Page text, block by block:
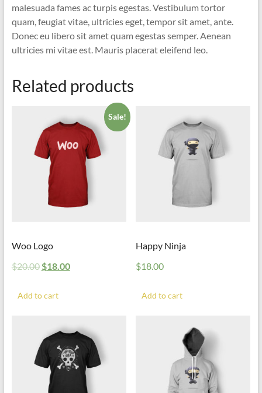
malesuada fames ac turpis egestas. Vestibulum tortor
quam, feugiat vitae, ultricies eget, tempor sit amet, ante.
Donec eu libero sit amet quam egestas semper. Aenean
ultricies mi vitae est. Mauris placerat eleifend leo.
Related products
Sale!
Woo Logo
$20.00 $18.00
Add to cart
Happy Ninja
$18.00
Add to cart